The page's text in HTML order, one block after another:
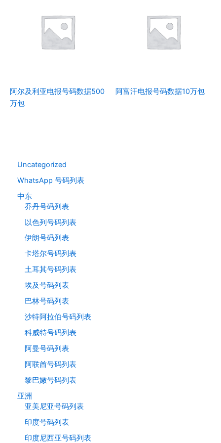
阿尔及利亚电报号码数据500
万包
阿富汗电报号码数据10万包
Uncategorized
WhatsApp 号码列表
中东
乔丹号码列表
以色列号码列表
伊朗号码列表
卡塔尔号码列表
土耳其号码列表
埃及号码列表
巴林号码列表
沙特阿拉伯号码列表
科威特号码列表
阿曼号码列表
阿联酋号码列表
黎巴嫩号码列表
亚洲
亚美尼亚号码列表
印度号码列表
印度尼西亚号码列表